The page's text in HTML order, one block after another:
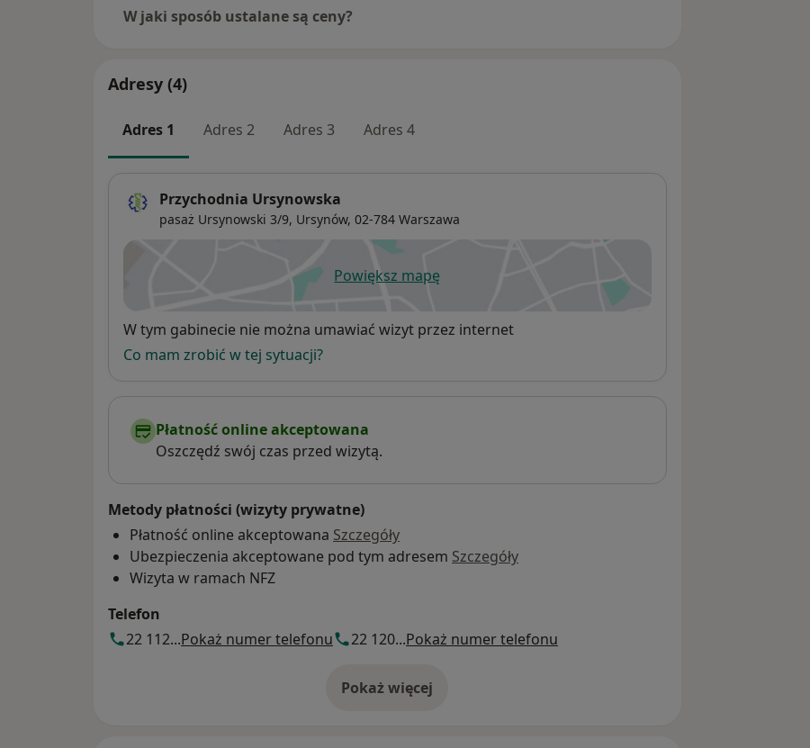
W jaki sposób ustalane są ceny?
Adresy (4)
Adres 1 Adres 2 Adres 3 Adres 4
Przychodnia Ursynowska
pasaż Ursynowski 3/9, Ursynów, 02-784 Warszawa
Powiększ mapęotwiera się w nowej karcie
Dostępność
W tym gabinecie nie można umawiać wizyt przez internet
Co mam zrobić w tej sytuacji?
Płatność online akceptowana
Oszczędź swój czas przed wizytą.
Metody płatności (wizyty prywatne)
Płatność online akceptowana Szczegóły
Ubezpieczenia akceptowane pod tym adresem Szczegóły
Wizyta w ramach NFZ
Telefon
22 112...Pokaż numer telefonu 22 120...Pokaż numer telefonu
Pokaż więcej
o adresie